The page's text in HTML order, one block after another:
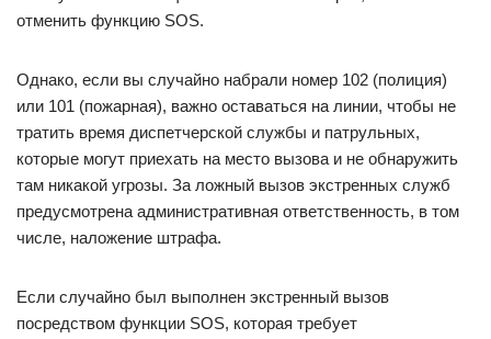
отменить функцию SOS.
Однако, если вы случайно набрали номер 102 (полиция)
или 101 (пожарная), важно оставаться на линии, чтобы не
тратить время диспетчерской службы и патрульных,
которые могут приехать на место вызова и не обнаружить
там никакой угрозы. За ложный вызов экстренных служб
предусмотрена административная ответственность, в том
числе, наложение штрафа.
Если случайно был выполнен экстренный вызов
посредством функции SOS, которая требует